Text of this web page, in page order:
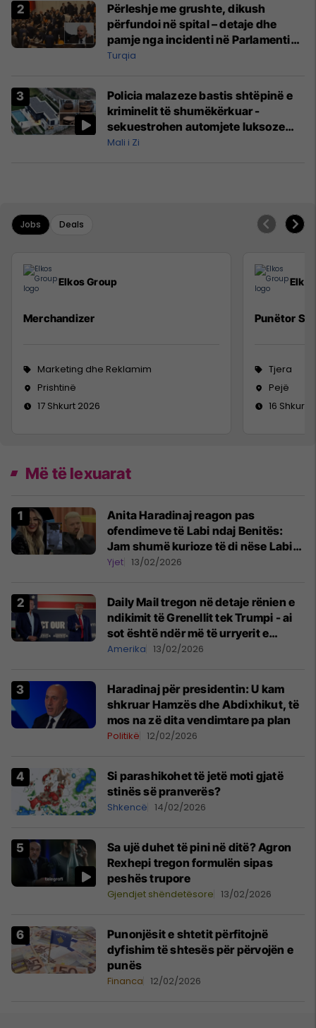
Përleshje me grushte, dikush
përfundoi në spital – detaje dhe
pamje nga incidenti në Parlamentin
e Turqisë
Turqia
Policia malazeze bastis shtëpinë e
kriminelit të shumëkërkuar -
sekuestrohen automjete luksoze
dhe para të gatshme
Mali i Zi
Jobs Deals
Elkos Group
Merchandizer
Marketing dhe Reklamim
Prishtinë
17 Shkurt 2026
Punëtor
Tjera
Pejë
16 Shkurt
Më të lexuarat
Anita Haradinaj reagon pas
ofendimeve të Labi ndaj Benitës:
Jam shumë kurioze të di nëse Labit
ia kanë paguar botoxin sponsorët
Yjet 13/02/2026
Daily Mail tregon në detaje rënien e
ndikimit të Grenellit tek Trumpi - ai
sot është ndër më të urryerit e
shefes së stafit të presidentit
Amerika 13/02/2026
Haradinaj për presidentin: U kam
shkruar Hamzës dhe Abdixhikut, të
mos na zë dita vendimtare pa plan
Politikë 12/02/2026
Si parashikohet të jetë moti gjatë
stinës së pranverës?
Shkencë 14/02/2026
Sa ujë duhet të pini në ditë? Agron
Rexhepi tregon formulën sipas
peshës trupore
Gjendjet shëndetësore 13/02/2026
Punonjësit e shtetit përfitojnë
dyfishim të shtesës për përvojën e
punës
Financa 12/02/2026